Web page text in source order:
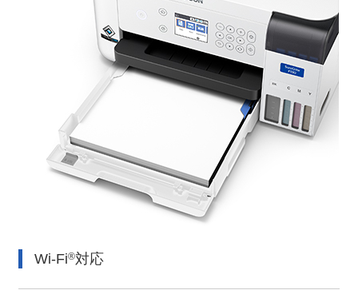
Wi-Fi®対応